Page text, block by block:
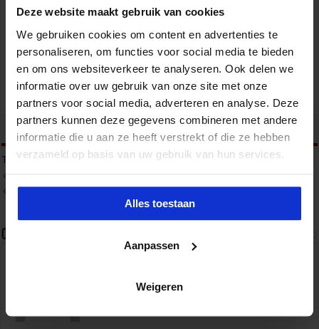
Deze website maakt gebruik van cookies
We gebruiken cookies om content en advertenties te
personaliseren, om functies voor social media te bieden
en om ons websiteverkeer te analyseren. Ook delen we
informatie over uw gebruik van onze site met onze
partners voor social media, adverteren en analyse. Deze
partners kunnen deze gegevens combineren met andere
informatie die u aan ze heeft verstrekt of die ze hebben
verzameld op basis van uw gebruik van hun services.
Alles toestaan
Aanpassen
Weigeren
Gebouwbeheer en veiligheid
VEILIGHEID
tweet
Tags BIBOB BIBOB BELEID
INTEGRITEIT
INTEGRITEITSCOORDINATOR IN HET PUBLIEKE DOMEIN
ONDERMIJNING
Over sbo
congressen over o.a. onderwijs, veiligheid, milieu